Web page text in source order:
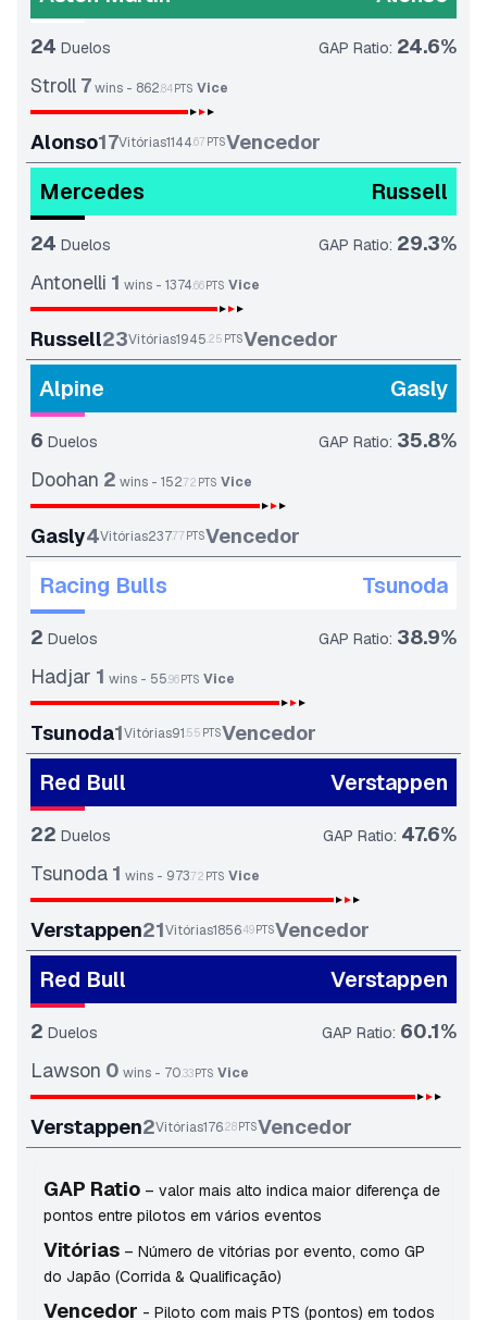
24 Duelos GAP Ratio: 24.6%
Stroll 7wins - 862.84PTS Vice
Alonso17Vitórias1144.67PTSVencedor
Mercedes Russell
24 Duelos GAP Ratio: 29.3%
Antonelli 1 wins - 1374.66PTS Vice
Russell23Vitórias1945.25 PTSVencedor
Alpine Gasly
6 Duelos GAP Ratio: 35.8%
Doohan 2 wins - 15272 PTS Vice
Gasly4Vitórias23777PTSVencedor
Racing Bulls Tsunoda
2 Duelos GAP Ratio: 38.9%
Hadjar 1 wins - 55.96PTS Vice
Tsunoda1Vitórias91.55 PTSVencedor
Red Bull Verstappen
22 Duelos GAP Ratio: 47.6%
Tsunoda 1 wins - 97372 PTS Vice
Verstappen21Vitórias1856.49PTSVencedor
Red Bull Verstappen
2 Duelos GAP Ratio: 60.1%
Lawson 0 wins - 70.33PTS Vice
Verstappen2Vitórias176.28PTSVencedor
GAP Ratio – valor mais alto indica maior diferença de
pontos entre pilotos em vários eventos
Vitórias – Número de vitórias por evento, como GP
do Japão (Corrida & Qualificação)
Vencedor - Piloto com mais PTS (pontos) em todos